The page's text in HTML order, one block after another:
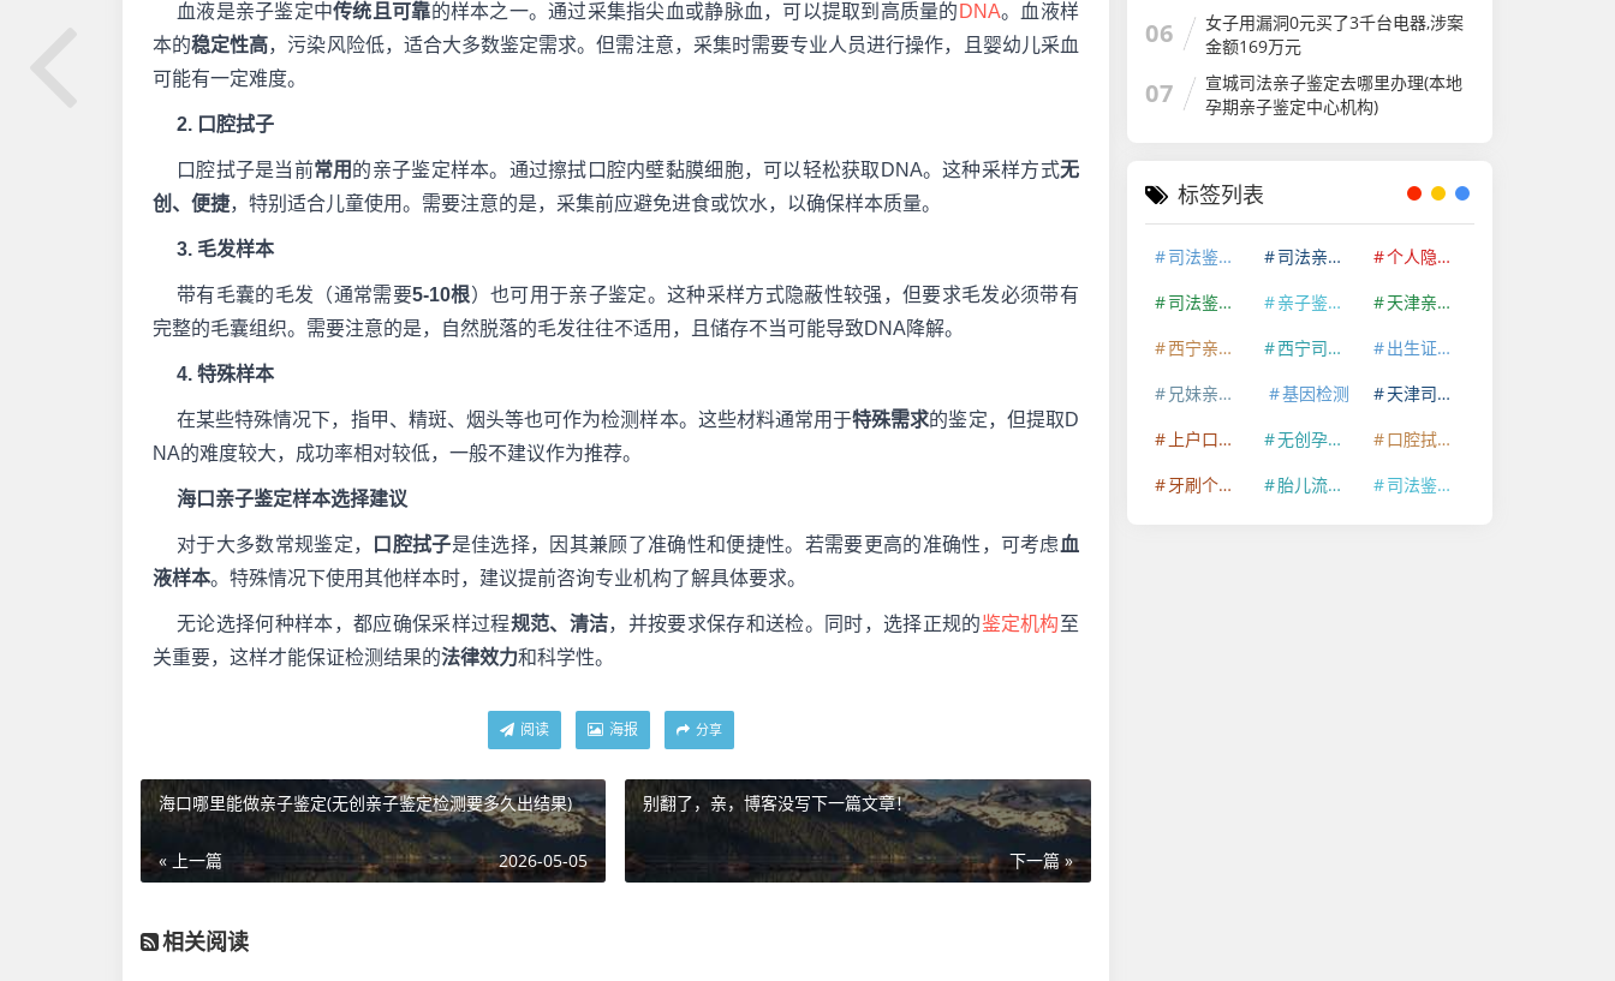
血液是亲子鉴定中传统且可靠的样本之一。通过采集指尖血或静脉血，可以提取到高质量的 DNA。血液样
本的稳定性高，污染风险低，适合大多数鉴定需求。但需注意，采集时需要专业人员进行操作，且婴幼儿采血
可能有一定难度。
2. 口腔拭子
口腔拭子是当前常用 的亲子鉴定样本。通过擦拭口腔内壁黏膜细胞，可以轻松获取DNA。这种采样方式无
创、便捷，特别适合儿童使用。需要注意的是，采集前应避免进食或饮水，以确保样本质量。
3. 毛发样本
带有毛囊的毛发（通常需要5-10根）也可用于亲子鉴定。这种采样方式隐蔽性较强，但要求毛发必须带有
完整的毛囊组织。需要注意的是，自然脱落的毛发往往不适用，且储存不当可能导致DNA降解。
4. 特殊样本
在某些特殊情况下，指甲、精斑、烟头等也可作为检测样本。这些材料通常用于特殊需求的鉴定，但提取D
NA的难度较大，成功率相对较低，一般不建议作为推荐。
海口亲子鉴定样本选择建议
对于大多数常规鉴定， 口腔拭子是佳选择，因其兼顾了准确性和便捷性。若需要更高的准确性，可考虑 血
液样本。特殊情况下使用其他样本时，建议提前咨询专业机构了解具体要求。
无论选择何种样本，都应确保采样过程规范、清洁，并按要求保存和送检。同时，选择正规的鉴定机构 至
关重要，这样才能保证检测结果的法律效力和科学性。
阅读 海报 分享
海口哪里能做亲子鉴定(无创亲子鉴定检测要多久出结果)
« 上一篇 2026-05-05
别翻了，亲，博客没写下一篇文章！
下一篇 »
相关阅读
06
女子用漏洞0元买了3千台电器,涉案
金额169万元
07
宣城司法亲子鉴定去哪里办理(本地
孕期亲子鉴定中心机构)
标签列表
司法鉴定机构 司法亲子鉴定
个人隐私亲子鉴定
司法鉴定资质
亲子鉴定机构
天津亲子鉴定咨询中心
西宁亲子鉴定咨询中心
西宁司法鉴定机构
出生证明亲子鉴定
兄妹亲缘关系鉴定
基因检测
天津司法鉴定机构
上户口亲子鉴定
无创孕期亲子鉴定
口腔拭子个体识别鉴定
牙刷个体识别鉴定
胎儿流产物个体识别鉴定 司法鉴定许可证